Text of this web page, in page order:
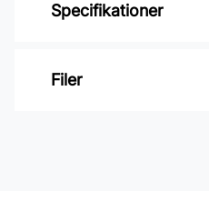
Specifikationer
Varumärke: Duro
Filer